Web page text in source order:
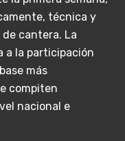
técnica y
cantera. La
a la participación
más
compiten
nacional e